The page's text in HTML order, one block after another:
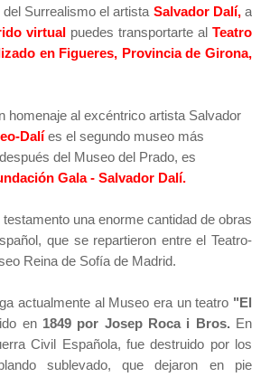
Surrealismo el artista Salvador Dalí, a
virtual puedes transportarte al Teatro
en Figueres, Provincia de Girona,
homenaje al excéntrico artista Salvador
Dalí es el segundo museo más
del Museo del Prado, es
Gala - Salvador Dalí.
una enorme cantidad de obras
que se repartieron entre el Teatro-
Reina de Sofía de Madrid.
actualmente al Museo era un teatro "El
en 1849 por Josep Roca i Bros. En
Civil Española, fue destruido por los
sublevado, que dejaron en pie